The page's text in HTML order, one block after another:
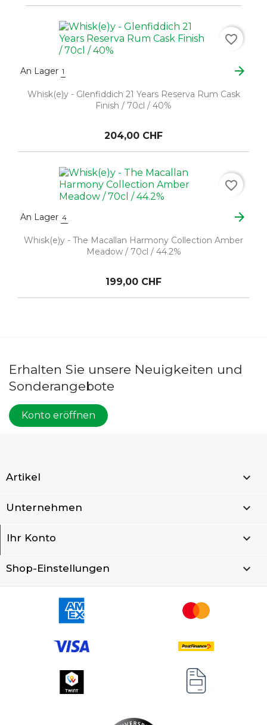
An Lager 1 arrow_forward
Whisk(e)y - Glenfiddich 21 Years Reserva Rum Cask
Finish / 70cl / 40%
204,00 CHF
favorite_border
An Lager 4 arrow_forward
Whisk(e)y - The Macallan Harmony Collection Amber
Meadow / 70cl / 44.2%
199,00 CHF
favorite_border
Erhalten Sie unsere Neuigkeiten und
Sonderangebote
Konto eröffnen
Artikel 
Unternehmen 
Ihr Konto 
Shop-Einstellungen keyboard_arrow_down